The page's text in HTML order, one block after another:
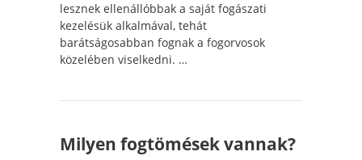
lesznek ellenállóbbak a saját fogászati
kezelésük alkalmával, tehát
barátságosabban fognak a fogorvosok
közelében viselkedni. …
Milyen fogtömések vannak?